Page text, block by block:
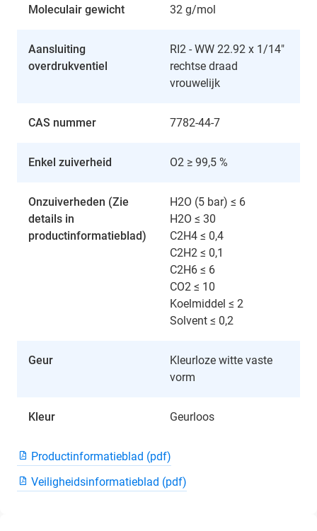
Moleculair gewicht 32 g/mol
Aansluiting
overdrukventiel
RI2 - WW 22.92 x 1/14"
rechtse draad
vrouwelijk
CAS nummer 7782-44-7
Enkel zuiverheid O2 ≥ 99,5 %
Onzuiverheden (Zie
details in
productinformatieblad)
H2O (5 bar) ≤ 6
H2O ≤ 30
C2H4 ≤ 0,4
C2H2 ≤ 0,1
C2H6 ≤ 6
CO2 ≤ 10
Koelmiddel ≤ 2
Solvent ≤ 0,2
Geur
Kleurloze witte vaste
vorm
Kleur Geurloos
Productinformatieblad (pdf)
Veiligheidsinformatieblad (pdf)